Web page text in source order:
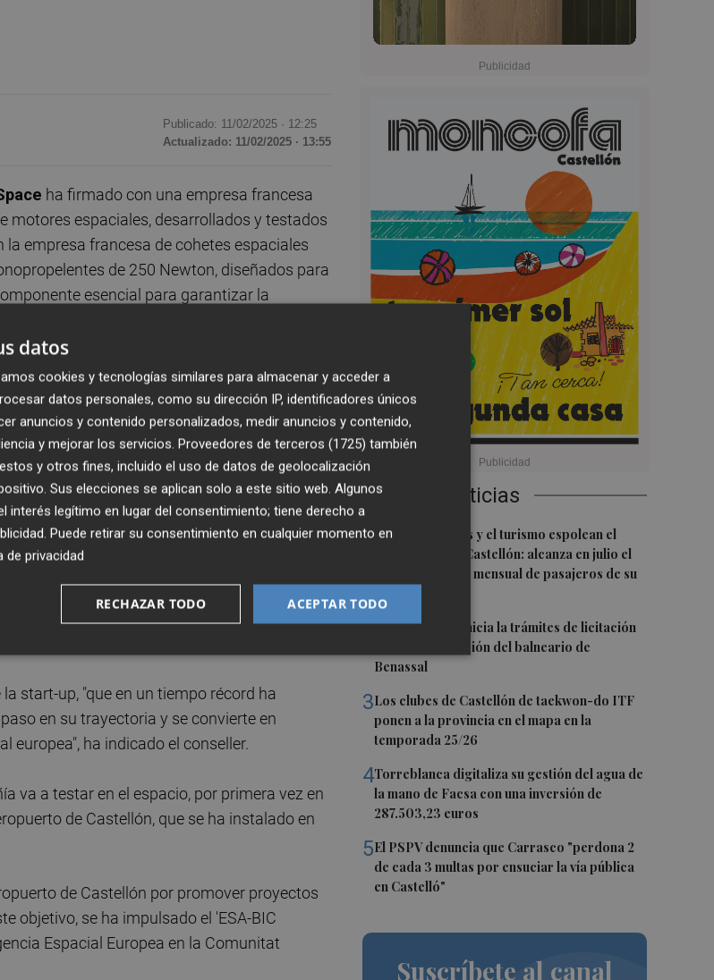
Últimas Noticias
1 Las nuevas rutas y el turismo espolean el
aeropuerto de Castellón: alcanza en julio el
mejor resultado mensual de pasajeros de su
2La Diputación inicia la trámites de licitación
para la explotación del balneario de
Benassal
3Los clubes de Castellón de taekwon-do ITF
ponen a la provincia en el mapa en la
temporada 25/26
4Torreblanca digitaliza su gestión del agua de
la mano de Facsa con una inversión de
287.503,23 euros
5El PSPV denuncia que Carrasco "perdona 2
de cada 3 multas por ensuciar la vía pública
en Castelló"
Suscríbete al canal
Publicado: 11/02/2025 · 12:25
Actualizado: 11/02/2025 · 13:55
ha firmado con una empresa francesa
motores espaciales, desarrollados y testados
empresa francesa de cohetes espaciales
de 250 Newton, diseñados para
esencial para garantizar la
los contratos de Arkadia Space con la
donde se ubica en el aeropuerto y en el
y comercialización de sistemas de
ha sido una de las empresas
de la ESA en el aeropuerto.
Martínez Mus, acompañado por el
ensayos de Arkadia Space en las
con Sergio Soler, socio fundador de la
start-up, "que en un tiempo récord ha
en su trayectoria y se convierte en
europea", ha indicado el conseller.
va a testar en el espacio, por primera vez en
de Castellón, que se ha instalado en
de Castellón por promover proyectos
objetivo, se ha impulsado el 'ESA-BIC
Espacial Europea en la Comunitat
datos
cookies y tecnologías similares para almacenar y acceder a
datos personales, como su dirección IP, identificadores únicos
anuncios y contenido personalizados, medir anuncios y contenido,
y mejorar los servicios. Proveedores de terceros (1725) también
y otros fines, incluido el uso de datos de geolocalización
Sus elecciones se aplican solo a este sitio web. Algunos
interés legítimo en lugar del consentimiento; tiene derecho a
. Puede retirar su consentimiento en cualquier momento en
de privacidad
ACEPTAR TODO
RECHAZAR TODO